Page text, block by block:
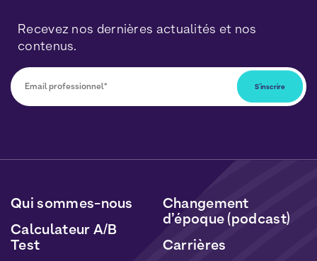
Recevez nos dernières actualités et nos
contenus.
données seront traitées conformément à notre
et deCookies
Qui sommes-nous
Calculateur A/B
Test
Changement
d’époque (podcast)
Carrières